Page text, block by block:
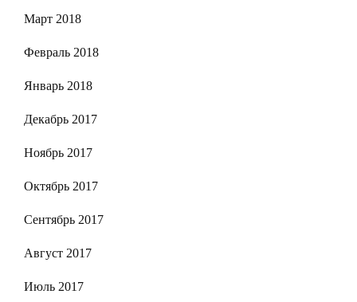
Март 2018
Февраль 2018
Январь 2018
Декабрь 2017
Ноябрь 2017
Октябрь 2017
Сентябрь 2017
Август 2017
Июль 2017